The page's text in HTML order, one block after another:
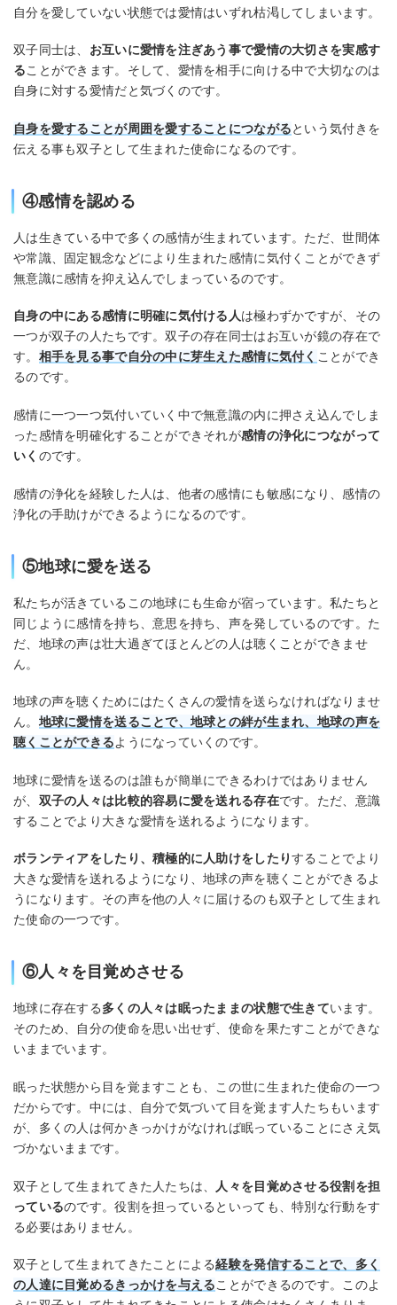
自分を愛していない状態では愛情はいずれ枯渇してしまいます。
双子同士は、 お互いに愛情を注ぎあう事で愛情の大切さを実感す
ることができます。そして、愛情を相手に向ける中で大切なのは
自身に対する愛情だと気づくのです。
自身を愛することが周囲を愛することにつながるという気付きを
伝える事も双子として生まれた使命になるのです。
④感情を認める
人は生きている中で多くの感情が生まれています。ただ、世間体
や常識、固定観念などにより生まれた感情に気付くことができず
無意識に感情を抑え込んでしまっているのです。
自身の中にある感情に明確に気付ける人は極わずかですが、その
一つが双子の人たちです。双子の存在同士はお互いが鏡の存在で
す。 相手を見る事で自分の中に芽生えた感情に気付く ことができ
るのです。
感情に一つ一つ気付いていく中で無意識の内に押さえ込んでしま
った感情を明確化することができそれが感情の浄化につながって
いく のです。
感情の浄化を経験した人は、他者の感情にも敏感になり、感情の
浄化の手助けができるようになるのです。
⑤地球に愛を送る
私たちが活きているこの地球にも生命が宿っています。私たちと
同じように感情を持ち、意思を持ち、声を発しているのです。た
だ、地球の声は壮大過ぎてほとんどの人は聴くことができませ
ん。
地球の声を聴くためにはたくさんの愛情を送らなければなりませ
ん。 地球に愛情を送ることで、地球との絆が生まれ、地球の声を
聴くことができるようになっていくのです。
地球に愛情を送るのは誰もが簡単にできるわけではありません
が、 双子の人々は比較的容易に愛を送れる存在です。ただ、意識
することでより大きな愛情を送れるようになります。
ボランティアをしたり、積極的に人助けをしたりすることでより
大きな愛情を送れるようになり、地球の声を聴くことができるよ
うになります。その声を他の人々に届けるのも双子として生まれ
た使命の一つです。
⑥人々を目覚めさせる
地球に存在する多くの人々は眠ったままの状態で生きています。
そのため、自分の使命を思い出せず、使命を果たすことができな
いままでいます。
眠った状態から目を覚ますことも、この世に生まれた使命の一つ
だからです。中には、自分で気づいて目を覚ます人たちもいます
が、多くの人は何かきっかけがなければ眠っていることにさえ気
づかないままです。
双子として生まれてきた人たちは、
人々を目覚めさせる役割を担
っているのです。役割を担っているといっても、特別な行動をす
る必要はありません。
双子として生まれてきたことによる経験を発信することで、多く
の人達に目覚めるきっかけを与えることができるのです。このよ